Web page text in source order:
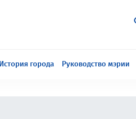
История города Руководство мэрии